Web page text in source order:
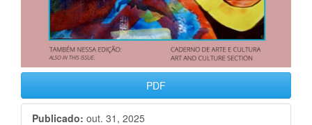
PDF
Publicado: out. 31, 2025